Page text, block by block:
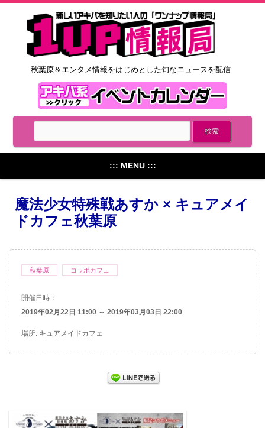
秋葉原＆エンタメ情報をはじめとした旬なニュースを配信
::: MENU :::
魔法少女特殊戦あすか × キュアメイ
ドカフェ秋葉原
秋葉原 コラボカフェ
開催日時：
2019年02月22日 11:00 ～ 2019年03月03日 22:00
場所: キュアメイドカフェ